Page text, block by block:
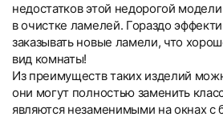
недостатков этой недорогой
в очистке ламелей. Гораздо
заказывать новые ламели, что
вид комнаты!
Из преимуществ таких изделий
они могут полностью заменить
являются незаменимыми на окнах с